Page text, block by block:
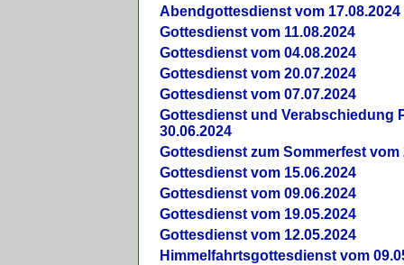
Abendgottesdienst vom 17.08.2024
Gottesdienst vom 11.08.2024
Gottesdienst vom 04.08.2024
Gottesdienst vom 20.07.2024
Gottesdienst vom 07.07.2024
Gottesdienst und Verabschiedung
30.06.2024
Gottesdienst zum Sommerfest vom
Gottesdienst vom 15.06.2024
Gottesdienst vom 09.06.2024
Gottesdienst vom 19.05.2024
Gottesdienst vom 12.05.2024
Himmelfahrtsgottesdienst vom